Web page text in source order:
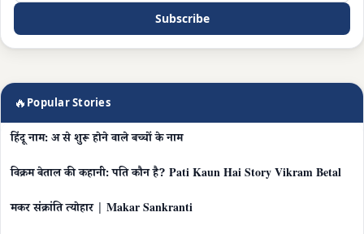
Subscribe
🔥 Popular Stories
हिंदू नाम: अ से शुरू होने वाले बच्चों के नाम
विक्रम बेताल की कहानी: पति कौन है? Pati Kaun Hai Story Vikram Betal
मकर संक्रांति त्योहार | Makar Sankranti